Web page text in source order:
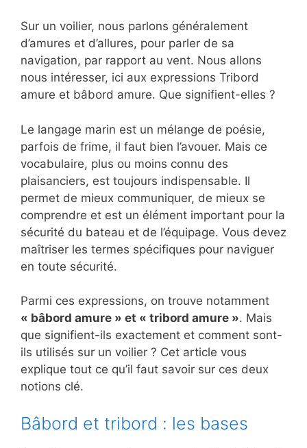
Sur un voilier, nous parlons généralement
d’amures et d’allures, pour parler de sa
navigation, par rapport au vent. Nous allons
nous intéresser, ici aux expressions Tribord
amure et bâbord amure. Que signifient-elles ?
Le langage marin est un mélange de poésie,
parfois de frime, il faut bien l’avouer. Mais ce
vocabulaire, plus ou moins connu des
plaisanciers, est toujours indispensable. Il
permet de mieux communiquer, de mieux se
comprendre et est un élément important pour la
sécurité du bateau et de l’équipage. Vous devez
maîtriser les termes spécifiques pour naviguer
en toute sécurité.
Parmi ces expressions, on trouve notamment
« bâbord amure » et « tribord amure ». Mais
que signifient-ils exactement et comment sont-
ils utilisés sur un voilier ? Cet article vous
explique tout ce qu’il faut savoir sur ces deux
notions clé.
Bâbord et tribord : les bases